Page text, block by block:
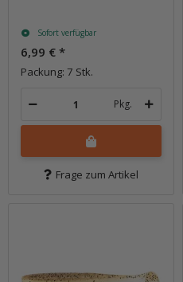
Sofort verfügbar
6,99 € *
Packung: 7 Stk.
Pkg.
Frage zum Artikel